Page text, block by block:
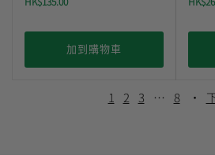
加到購物車
1 2 3 … 8 ·